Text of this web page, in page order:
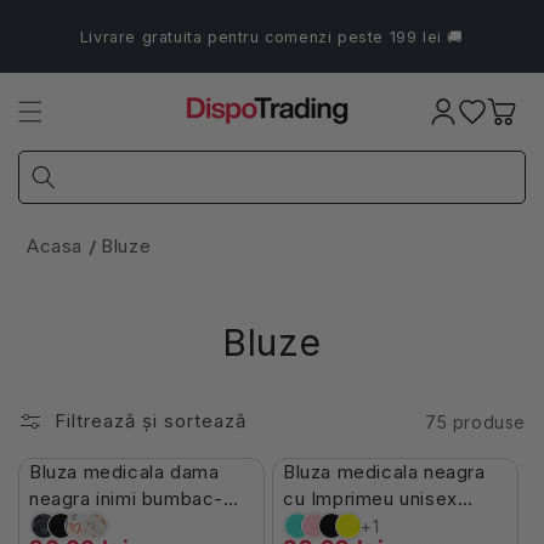
conținutLivrare gratuita pentru comenzi peste 199 lei 🚚
Coș
Acasa Bluze
Bluze
Filtrează și sortează 75 produse
Bluza medicala dama
neagra inimi bumbac-
elastan 140g Bambina
-51%
Bluza medicala neagra
cu Imprimeu unisex
bumbac 115g Paris
+1